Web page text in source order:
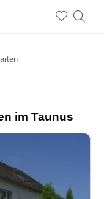
Pfalz
im Taunus